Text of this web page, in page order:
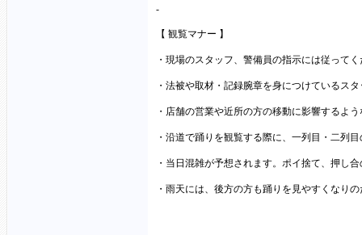
-
【 観覧マナー 】
・現場のスタッフ、警備員の指示には従って
・法被や取材・記録腕章を身につけているス
・店舗の営業や近所の方の移動に影響するよ
・沿道で踊りを観覧する際に、一列目・二列
・当日混雑が予想されます。ポイ捨て、押し
・雨天には、後方の方も踊りを見やすくなり